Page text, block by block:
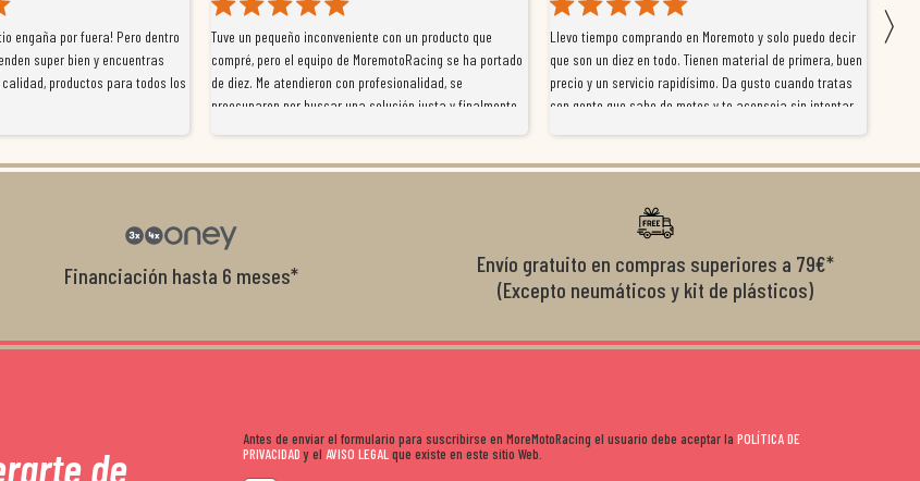
engaña por fuera! Pero dentro
super bien y encuentras
productos para todos los
Tuve un pequeño inconveniente con un producto que
compré, pero el equipo de MoremotoRacing se ha portado
de diez. Me atendieron con profesionalidad, se
preocuparon por buscar una solución justa y finalmente
con el cliente, y me ofrecieron unas condiciones de
Llevo tiempo comprando en Moremoto y solo puedo decir
que son un diez en todo. Tienen material de primera, buen
precio y un servicio rapidísimo. Da gusto cuando tratas
con gente que sabe de motos y te aconseja sin intentar
el cliente y que disfrutan lo que hacen. Si te gusta la
sitio. Calidad, rapidez y buen rollo. ??️
años
〉
Financiación hasta 6 meses*
Envío gratuito en compras superiores a 79€*
(Excepto neumáticos y kit de plásticos)
de
Antes de enviar el formulario para suscribirse en MoreMotoRacing el usuario debe aceptar la POLÍTICA DE
PRIVACIDADy el AVISO LEGALque existe en este sitio Web.